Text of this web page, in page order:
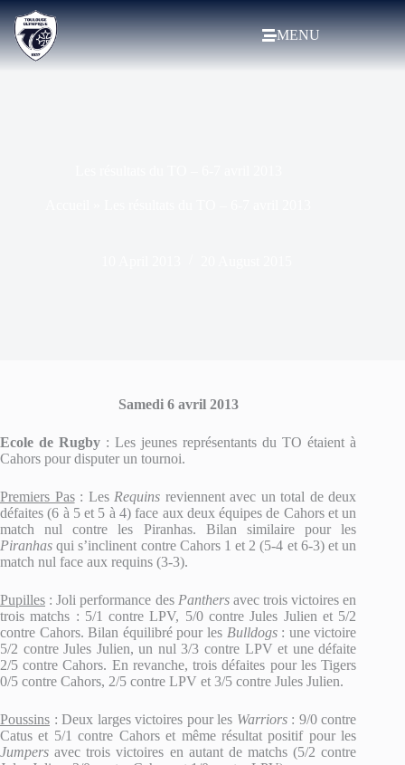
MENU
Samedi 6 avril 2013
Ecole de Rugby : Les jeunes représentants du TO étaient à
Cahors pour disputer un tournoi.
Premiers Pas: Les Requins reviennent avec un total de deux
défaites (6 à 5 et 5 à 4) face aux deux équipes de Cahors et un
match nul contre les Piranhas. Bilan similaire pour les
Piranhas qui s’inclinent contre Cahors 1 et 2 (5-4 et 6-3) et un
match nul face aux requins (3-3).
Pupilles : Joli performance des Panthersavec trois victoires en
trois matchs : 5/1 contre LPV, 5/0 contre Jules Julien et 5/2
contre Cahors. Bilan équilibré pour les Bulldogs: une victoire
5/2 contre Jules Julien, un nul 3/3 contre LPV et une défaite
2/5 contre Cahors. En revanche, trois défaites pour les Tigers
0/5 contre Cahors, 2/5 contre LPV et 3/5 contre Jules Julien.
Poussins : Deux larges victoires pour les Warriors: 9/0 contre
Catus et 5/1 contre Cahors et même résultat positif pour les
Jumpers avec trois victoires en autant de matchs (5/2 contre